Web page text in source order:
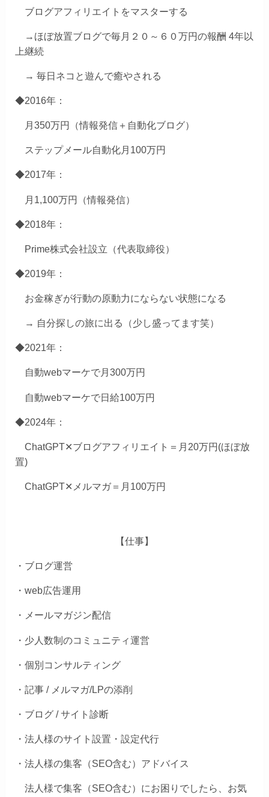
ブログアフィリエイトをマスターする
→ほぼ放置ブログで毎月２０～６０万円の報酬 4年以
上継続
→ 毎日ネコと遊んで癒やされる
◆2016年：
月350万円（情報発信＋自動化ブログ）
ステップメール自動化月100万円
◆2017年：
月1,100万円（情報発信）
◆2018年：
Prime株式会社設立（代表取締役）
◆2019年：
お金稼ぎが行動の原動力にならない状態になる
→ 自分探しの旅に出る（少し盛ってます笑）
◆2021年：
自動webマーケで月300万円
自動webマーケで日給100万円
◆2024年：
ChatGPT✕ブログアフィリエイト＝月20万円(ほぼ放
置)
ChatGPT✕メルマガ＝月100万円
【仕事】
・ブログ運営
・web広告運用
・メールマガジン配信
・少人数制のコミュニティ運営
・個別コンサルティング
・記事 / メルマガ/LPの添削
・ブログ / サイト診断
・法人様のサイト設置・設定代行
・法人様の集客（SEO含む）アドバイス
法人様で集客（SEO含む）にお困りでしたら、お気